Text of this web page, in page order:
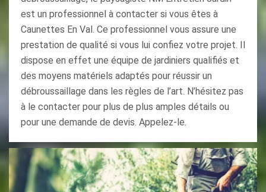
est un professionnel à contacter si vous êtes à
Caunettes En Val. Ce professionnel vous assure une
prestation de qualité si vous lui confiez votre projet. Il
dispose en effet une équipe de jardiniers qualifiés et
des moyens matériels adaptés pour réussir un
débroussaillage dans les règles de l’art. N’hésitez pas
à le contacter pour plus de plus amples détails ou
pour une demande de devis. Appelez-le.